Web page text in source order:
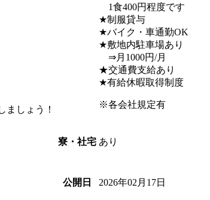
ましょう！
1食400円程度です
★制服貸与
★バイク・車通勤OK
★敷地内駐車場あり
⇒月1000円/月
★交通費支給あり
★有給休暇取得制度
※各会社規定有
寮・社宅 あり
公開日 2026年02月17日